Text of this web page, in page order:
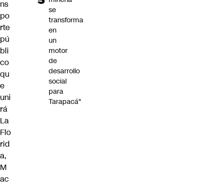
ns
po
rte
pú
bli
co
qu
e
uni
rá
La
Flo
rid
a,
M
ac
se
transforma
en
un
motor
de
desarrollo
social
para
Tarapacá"